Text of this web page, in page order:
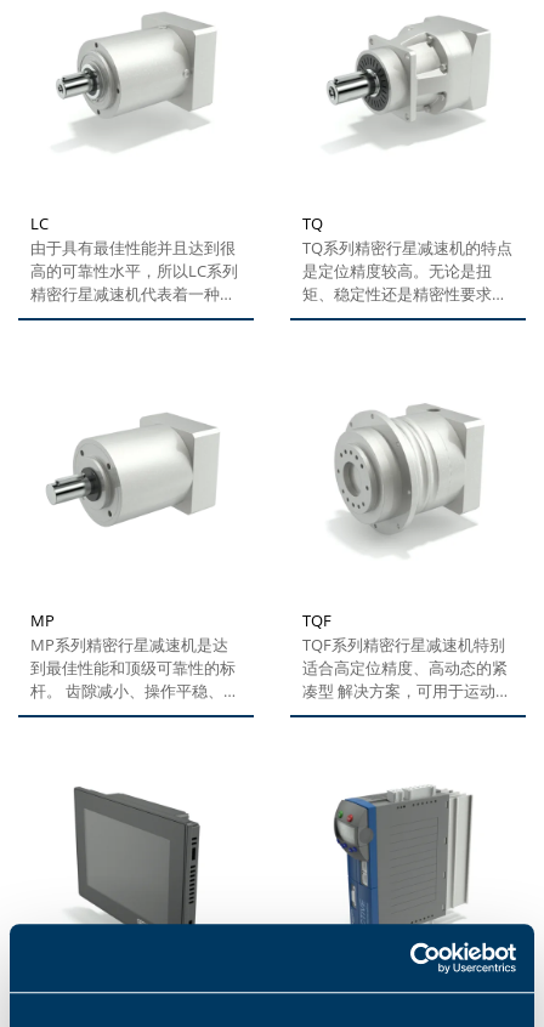
TQK系列特别适合各种要求严
苛的伺服系统，例 如：快速动
态响应、频繁的正反转运动、
精密定位和运动控制、 频繁启
停以及高度的紧凑性。这款减
速机的工艺设计可以在输出 轴
上实现很大的轴向和径向负
输的输出扭矩。而如今，可传
输扭矩已增大40%。
LC
由于具有最佳性能并且达到很
高的可靠性水平，所以LC系列
精密行星减速机代表着一种灵
活性的解决方案和有价值的选
乎不可能增大可传输的输出扭
矩。而如今，可传输扭矩已增
大40%。
TQ
TQ系列精密行星减速机的特点
是定位精度较高。无论是扭
矩、稳定性还是精密性要求，
这款顶级产品在每个类别中均
转运动、精密定位和运动控
制、频繁启停以及高度的紧凑
性。 TQ系列精密行星减速机
的工艺设计可以在输出轴上实
现很大的轴向和径向负载，而
且操作噪音非常小。新款TQ适
用的主要领域包括：各种工业
性能伺服驱动系统的应用。
MP
MP系列精密行星减速机是达
到最佳性能和顶级可靠性的标
杆。 齿隙减小、操作平稳、易
于组装电机以及作为标配的多
一部分。 这款多用途的产品系
列可以提供多种配置：自由输
入端、输入端 采用直角、输出
端采用直角。
TQF
TQF系列精密行星减速机特别
适合高定位精度、高动态的紧
凑型 解决方案，可用于运动控
制、自动化和机器人领域。这
最大、过载最 大且非常紧凑。
适用于TQF减速机的典型应用
包括：精密旋转、 精密机床和
物料搬运。